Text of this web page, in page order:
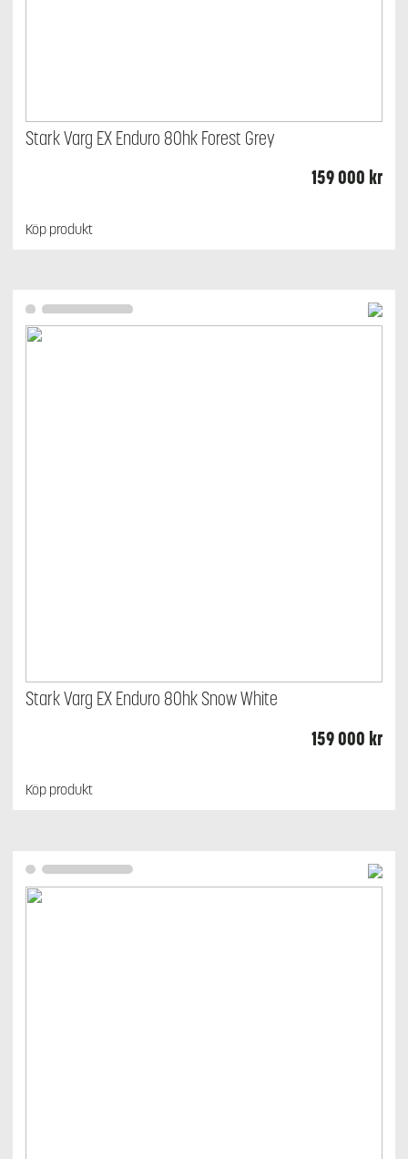
Stark Varg EX Enduro 80hk Forest Grey
159 000 kr
Köp produkt
Stark Varg EX Enduro 80hk Snow White
159 000 kr
Köp produkt